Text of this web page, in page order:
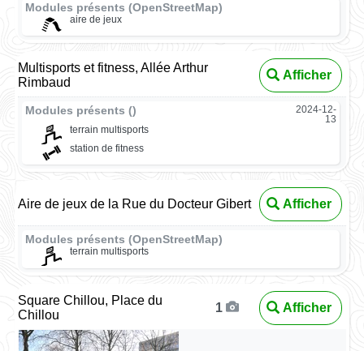
Modules présents (OpenStreetMap)
aire de jeux
Multisports et fitness, Allée Arthur
Rimbaud
Afficher
Modules présents ()
2024-12-
13
terrain multisports
station de fitness
Aire de jeux de la Rue du Docteur Gibert Afficher
Modules présents (OpenStreetMap)
terrain multisports
Square Chillou, Place du
Chillou
1 Afficher